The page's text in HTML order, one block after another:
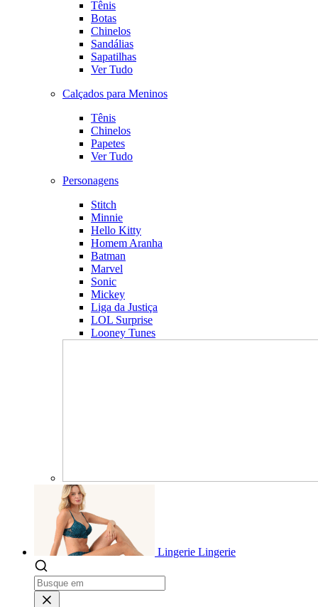
Tênis
Botas
Chinelos
Sandálias
Sapatilhas
Ver Tudo
Calçados para Meninos
Tênis
Chinelos
Papetes
Ver Tudo
Personagens
Stitch
Minnie
Hello Kitty
Homem Aranha
Batman
Marvel
Sonic
Mickey
Liga da Justiça
LOL Surprise
Looney Tunes
Lingerie Lingerie